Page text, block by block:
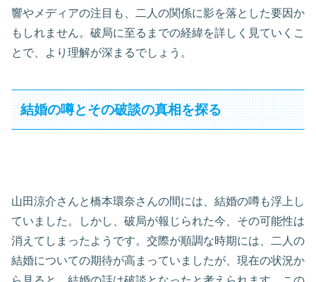
響やメディアの注目も、二人の関係に影を落とした要因か
もしれません。破局に至るまでの経緯を詳しく見ていくこ
とで、より理解が深まるでしょう。
結婚の噂とその破談の真相を探る
山田涼介さんと橋本環奈さんの間には、結婚の噂も浮上し
ていました。しかし、破局が報じられた今、その可能性は
消えてしまったようです。交際が順調な時期には、二人の
結婚についての期待が高まっていましたが、現在の状況か